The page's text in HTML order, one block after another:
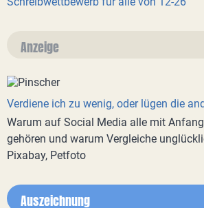
Anzeige
Verdiene ich zu wenig, oder lügen die
Warum auf Social Media alle mit
gehören und warum Vergleiche
Pixabay, Petfoto
Auszeichnung